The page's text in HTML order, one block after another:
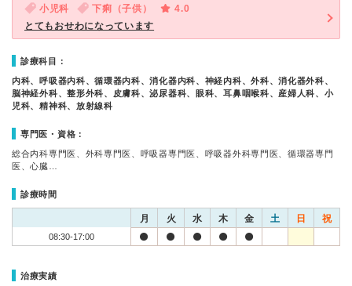
小児科 下痢（子供）
4.0
とてもおせわになっています
診療科目：
内科、呼吸器内科、循環器内科、消化器内科、神経内科、外科、消化器外科、
脳神経外科、整形外科、皮膚科、泌尿器科、眼科、耳鼻咽喉科、産婦人科、小
児科、精神科、放射線科
専門医・資格：
総合内科専門医、外科専門医、呼吸器専門医、呼吸器外科専門医、循環器専門
医、心臓…
診療時間
月 火 水 木 金 土 日 祝
08:30-17:00
治療実績